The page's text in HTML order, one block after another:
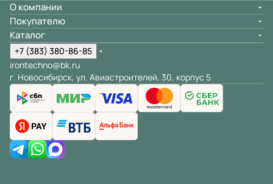
О компании
Покупателю
Каталог
+7 (383) 380-86-85
irontechno@bk.ru
г. Новосибирск, ул. Авиастроителей, 30, корпус 5